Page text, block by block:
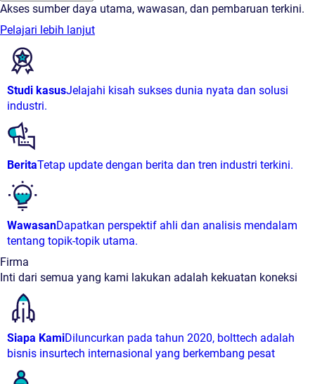
Akses sumber daya utama, wawasan, dan pembaruan terkini.
Pelajari lebih lanjut
Studi kasusJelajahi kisah sukses dunia nyata dan solusi
industri.
BeritaTetap update dengan berita dan tren industri terkini.
WawasanDapatkan perspektif ahli dan analisis mendalam
tentang topik-topik utama.
Firma
Inti dari semua yang kami lakukan adalah kekuatan koneksi
Siapa KamiDiluncurkan pada tahun 2020, bolttech adalah
bisnis insurtech internasional yang berkembang pesat